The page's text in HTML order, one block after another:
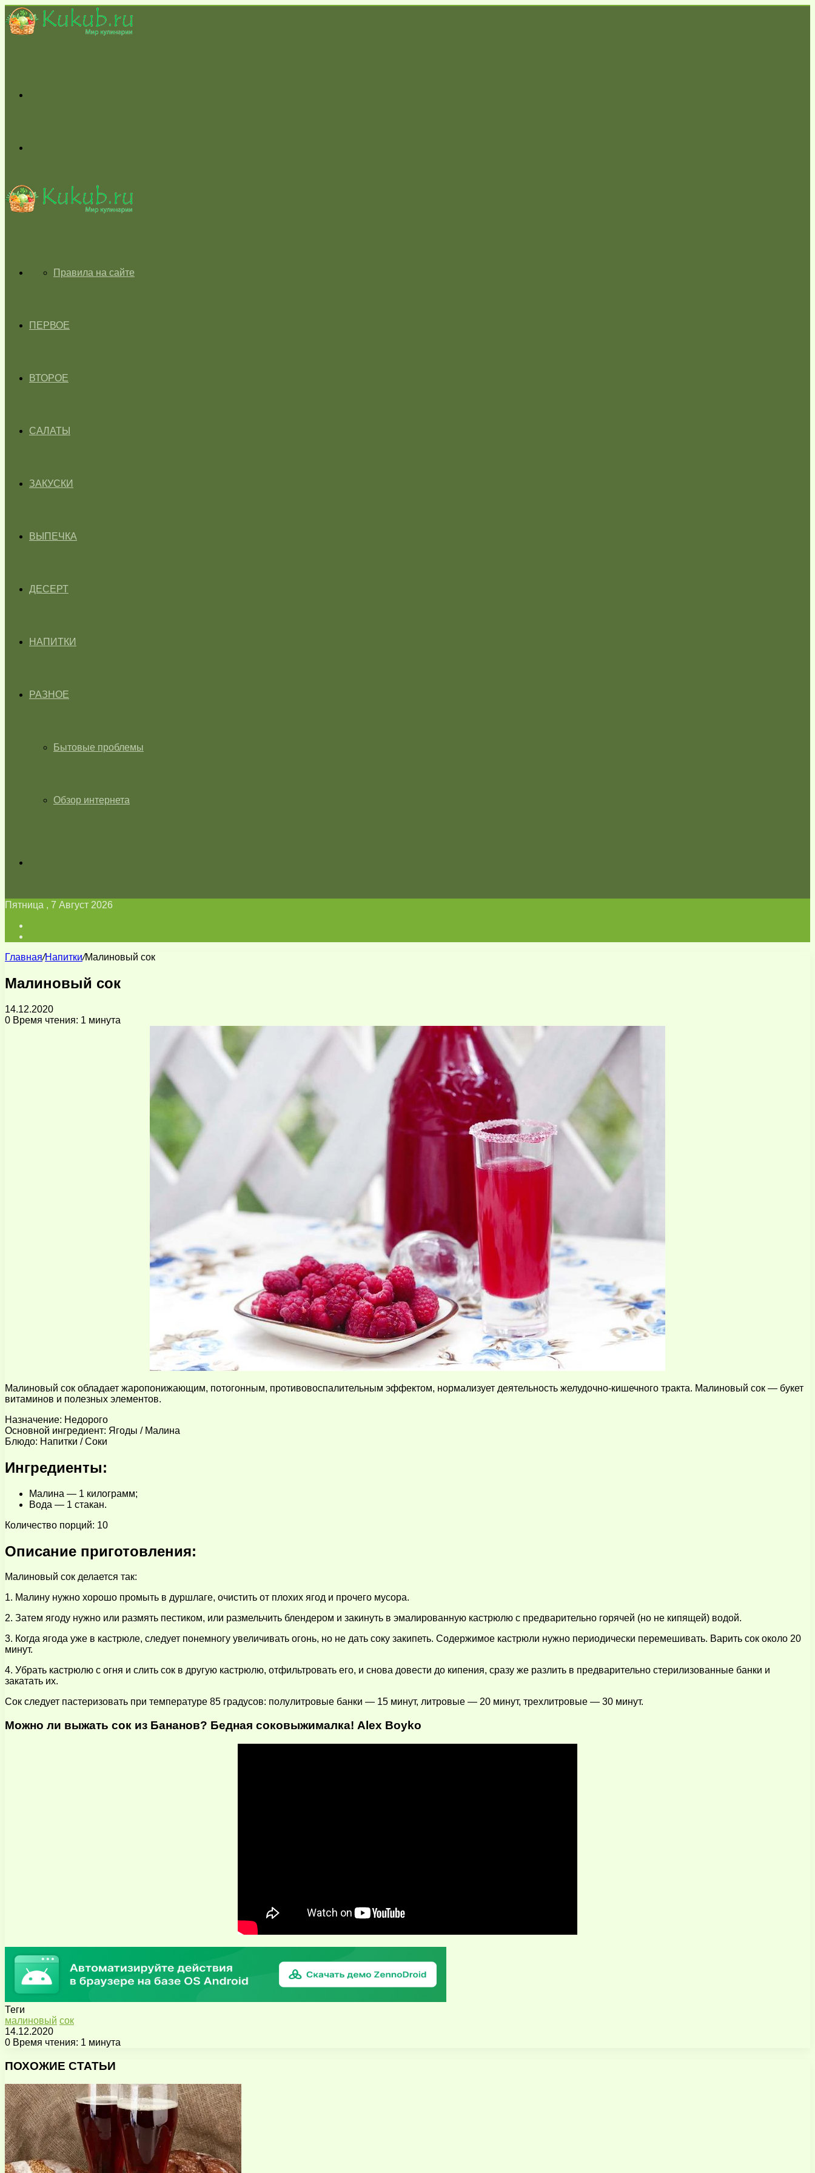
skin
ГЛАВНАЯПравила на сайте
ПЕРВОЕ
ВТОРОЕ
САЛАТЫ
ЗАКУСКИ
ВЫПЕЧКА
ДЕСЕРТ
НАПИТКИ
РАЗНОЕ
Бытовые проблемы
Обзор интернета
Пятница , 7 Август 2026
Главная/Напитки/Малиновый сок
Малиновый сок
14.12.2020
0 Время чтения: 1 минута
Малиновый сок обладает жаропонижающим, потогонным, противовоспалительным эффектом, нормализует деятельность желудочно-кишечного тракта. Малиновый сок — букет
витаминов и полезных элементов.
Назначение: Недорого
Основной ингредиент: Ягоды / Малина
Блюдо: Напитки / Соки
Ингредиенты:
Малина — 1 килограмм;
Вода — 1 стакан.
Количество порций: 10
Описание приготовления:
Малиновый сок делается так:
1. Малину нужно хорошо промыть в дуршлаге, очистить от плохих ягод и прочего мусора.
2. Затем ягоду нужно или размять пестиком, или размельчить блендером и закинуть в эмалированную кастрюлю с предварительно горячей (но не кипящей) водой.
3. Когда ягода уже в кастрюле, следует понемногу увеличивать огонь, но не дать соку закипеть. Содержимое кастрюли нужно периодически перемешивать. Варить сок около 20
минут.
4. Убрать кастрюлю с огня и слить сок в другую кастрюлю, отфильтровать его, и снова довести до кипения, сразу же разлить в предварительно стерилизованные банки и
закатать их.
Сок следует пастеризовать при температуре 85 градусов: полулитровые банки — 15 минут, литровые — 20 минут, трехлитровые — 30 минут.
Можно ли выжать сок из Бананов? Бедная соковыжималка! Alex Boyko
Теги
малиновый сок
14.12.2020
0 Время чтения: 1 минута
через
почту
ПОХОЖИЕ СТАТЬИ